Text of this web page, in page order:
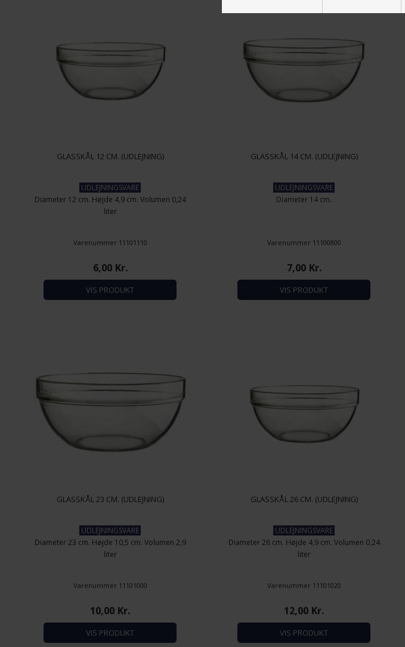
GLASSKÅL 12 CM. (UDLEJNING)
UDLEJNINGSVARE
Diameter 12 cm. Højde 4,9 cm. Volumen 0,24
liter
Varenummer 11101110
6,00 Kr.
VIS PRODUKT
GLASSKÅL 14 CM. (UDLEJNING)
UDLEJNINGSVARE
Diameter 14 cm.
Varenummer 11100800
7,00 Kr.
VIS PRODUKT
GLASSKÅL 23 CM. (UDLEJNING)
UDLEJNINGSVARE
Diameter 23 cm. Højde 10,5 cm. Volumen 2,9
liter
Varenummer 11101000
10,00 Kr.
VIS PRODUKT
GLASSKÅL 26 CM. (UDLEJNING)
UDLEJNINGSVARE
Diameter 26 cm. Højde 4,9 cm. Volumen 0,24
liter
Varenummer 11101020
12,00 Kr.
VIS PRODUKT